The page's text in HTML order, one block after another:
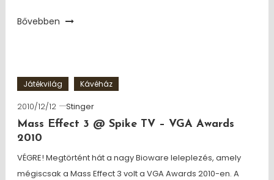
Bővebben
Játékvilág Kávéház
2010/12/12
Stinger
Mass Effect 3 @ Spike TV – VGA Awards
2010
VÉGRE! Megtörtént hát a nagy Bioware leleplezés, amely
mégiscsak a Mass Effect 3 volt a VGA Awards 2010-en. A